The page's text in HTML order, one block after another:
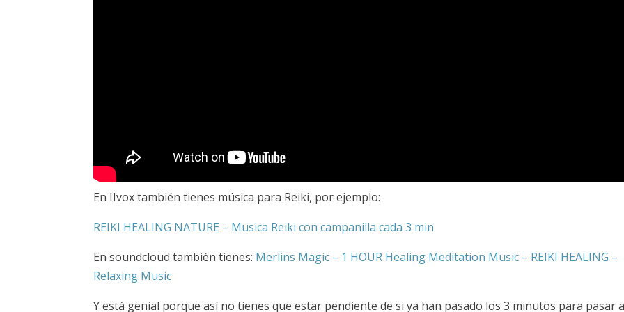
En IIvox también tienes música para Reiki, por ejemplo:
REIKI HEALING NATURE – Musica Reiki con campanilla cada 3 min
En soundcloud también tienes: Merlins Magic – 1 HOUR Healing Meditation Music – REIKI HEALING –
Relaxing Music
Y está genial porque así no tienes que estar pendiente de si ya han pasado los 3 minutos para pasar